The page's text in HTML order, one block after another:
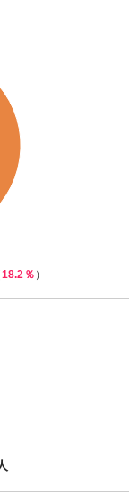
18.2％ ）